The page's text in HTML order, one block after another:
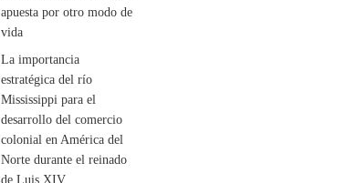
apuesta por otro modo de
vida
La importancia
estratégica del río
Mississippi para el
desarrollo del comercio
colonial en América del
Norte durante el reinado
de Luis XIV